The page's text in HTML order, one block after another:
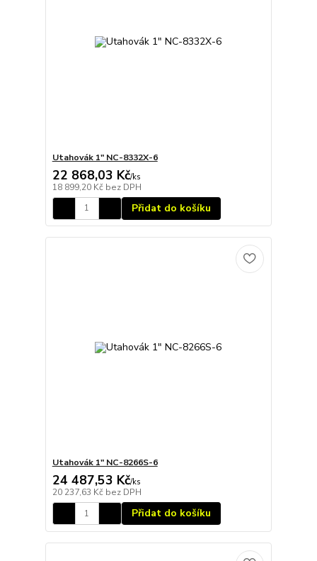
Utahovák 1" NC-8332X-6
22 868,03 Kč/ks
18 899,20 Kč bez DPH
Přidat do košíku
Utahovák 1" NC-8266S-6
24 487,53 Kč/ks
20 237,63 Kč bez DPH
Přidat do košíku